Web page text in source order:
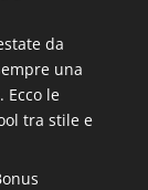
da
una
Ecco le
tra stile e